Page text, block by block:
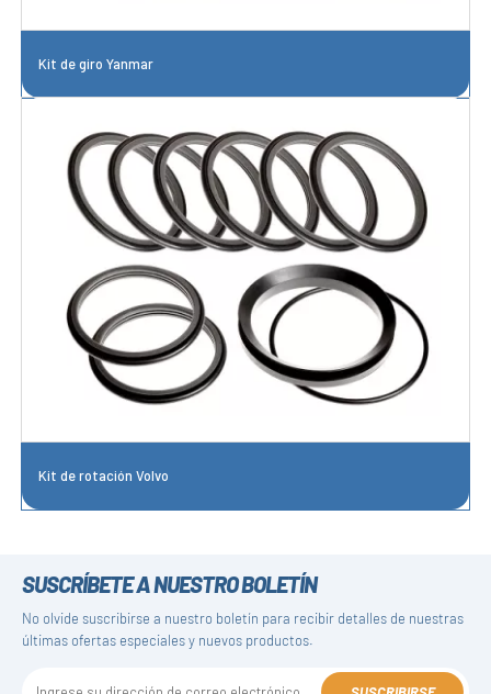
Kit de giro Yanmar
Kit de rotación Volvo
SUSCRÍBETE A NUESTRO BOLETÍN
No olvide suscribirse a nuestro boletín para recibir detalles de nuestras
últimas ofertas especiales y nuevos productos.